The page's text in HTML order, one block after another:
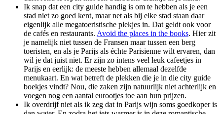
Ik snap dat een city guide handig is om te hebben als je een
stad niet zo goed kent, maar net als bij elke stad staan daar
eigenlijk alle megatoeristische plekjes in. Dat geldt ook voor
de cafés en restaurants. Avoid the places in the books. Hier zit
je namelijk niet tussen de Fransen maar tussen een berg
toeristen, en als je Parijs als échte Parisienne wilt ervaren, dan
wil je dat juist niet. Er zijn zo intens veel leuk cafeetjes in
Parijs en eerlijk: de meeste hebben allemaal dezelfde
menukaart. En wat betreft de plekken die je in die city guide
boekjes vindt? Nou, die zaken zijn natuurlijk niet achterlijk en
voegen nog een aantal eurootjes toe aan hun prijzen.
Ik overdrijf niet als ik zeg dat in Parijs wijn soms goedkoper is